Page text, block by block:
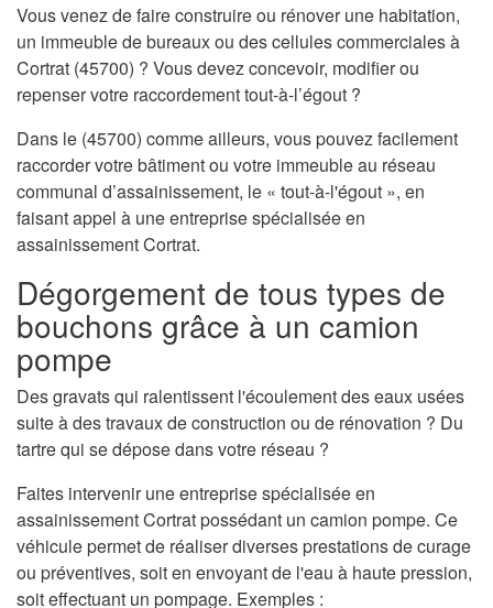
Vous venez de faire construire ou rénover une habitation,
un immeuble de bureaux ou des cellules commerciales à
Cortrat (45700) ? Vous devez concevoir, modifier ou
repenser votre raccordement tout-à-l’égout ?
Dans le (45700) comme ailleurs, vous pouvez facilement
raccorder votre bâtiment ou votre immeuble au réseau
communal d’assainissement, le « tout-à-l'égout », en
faisant appel à une entreprise spécialisée en
assainissement Cortrat.
Dégorgement de tous types de
bouchons grâce à un camion
pompe
Des gravats qui ralentissent l'écoulement des eaux usées
suite à des travaux de construction ou de rénovation ? Du
tartre qui se dépose dans votre réseau ?
Faites intervenir une entreprise spécialisée en
assainissement Cortrat possédant un camion pompe. Ce
véhicule permet de réaliser diverses prestations de curage
ou préventives, soit en envoyant de l'eau à haute pression,
soit effectuant un pompage. Exemples :